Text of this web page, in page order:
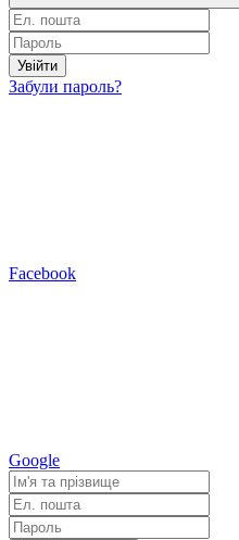
Увійти
Забули пароль?
Facebook
Google